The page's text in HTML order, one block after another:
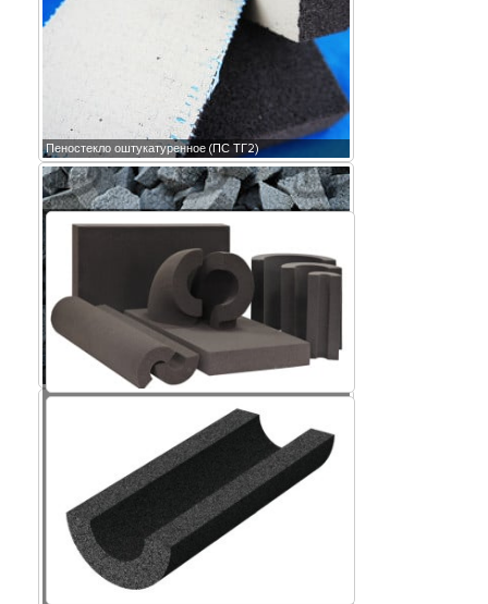
Пеностекло оштукатуренное (ПС ТГ2)
Крошка пеностекла